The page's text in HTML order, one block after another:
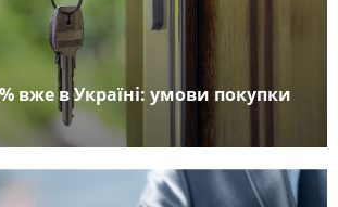
вже в Україні: умови покупки